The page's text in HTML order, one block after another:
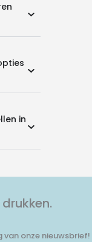
in
van onze nieuwsbrief!